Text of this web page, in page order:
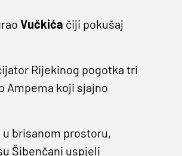
Vučkića čiji pokušaj
Rijekinog pogotka tri
Ampema koji sjajno
u brisanom prostoru,
Šibenčani uspjeli